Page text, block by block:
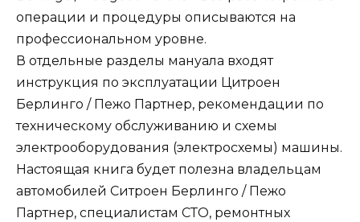
операции и процедуры описываются на
профессиональном уровне.
В отдельные разделы мануала входят
инструкция по эксплуатации Цитроен
Берлинго / Пежо Партнер, рекомендации по
техническому обслуживанию и схемы
электрооборудования (электросхемы) машины.
Настоящая книга будет полезна владельцам
автомобилей Ситроен Берлинго / Пежо
Партнер, специалистам СТО, ремонтных